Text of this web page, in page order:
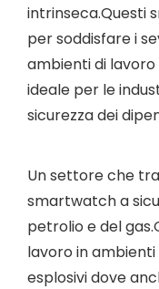
intrinseca.Questi
per soddisfare i
ambienti di
ideale per le
sicurezza dei
Un settore che
smartwatch a
petrolio e del
lavoro in
esplosivi dove